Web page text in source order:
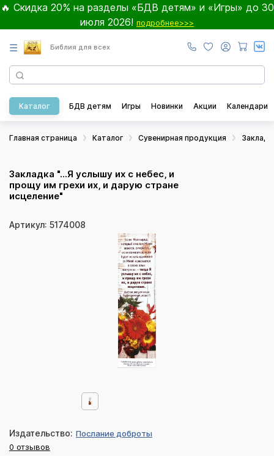
🔥 Скидка 20% на разделы «БДВ детям» и «Игры» до 30
июля 2026! подробнее>>>
☰ Библия для всех
Каталог БДВ детям Игры Новинки Акции Календари
Главная страница Каталог Сувенирная продукция
Закладка "...Я услышу их с небес, и
прощу им грехи их, и дарую стране
исцеление"
Артикул: 5174008
Издательство: Послание доброты
0 отзывов